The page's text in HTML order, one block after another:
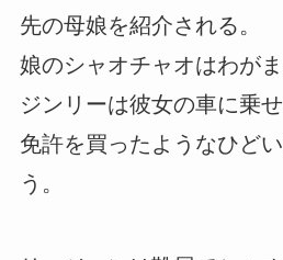
先の母娘を紹介される。
娘のシャオチャオはわがま
ジンリーは彼女の車に乗
免許を買ったようなひど
う。